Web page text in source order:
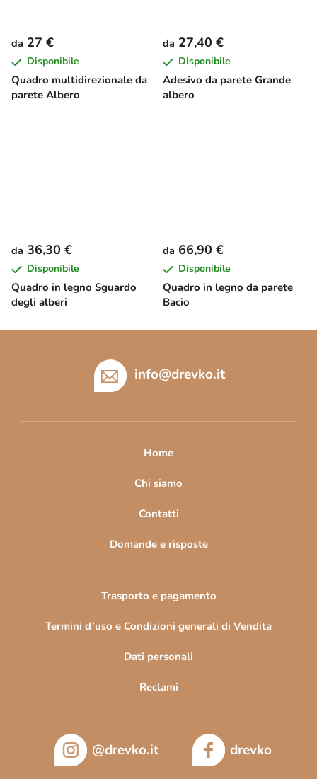
Quadro multidirezionale da
parete Albero
da 27 €
Disponibile
Adesivo da parete Grande
albero
da 27,40 €
Disponibile
Quadro in legno Sguardo
degli alberi
da 36,30 €
Disponibile
Quadro in legno da parete
Bacio
da 66,90 €
Disponibile
info@drevko.it
Home
Chi siamo
Contatti
Domande e risposte
Trasporto e pagamento
Termini d’uso e Condizioni generali di Vendita
Dati personali
Reclami
@drevko.it drevko